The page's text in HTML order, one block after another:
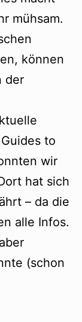
mühsam.
können
der
to
wir
hat sich
– da die
alle Infos.
(schon